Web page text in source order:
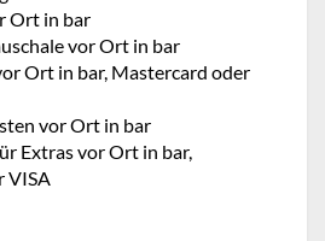
Ort in bar
vor Ort in bar
Ort in bar, Mastercard oder
vor Ort in bar
Extras vor Ort in bar,
VISA